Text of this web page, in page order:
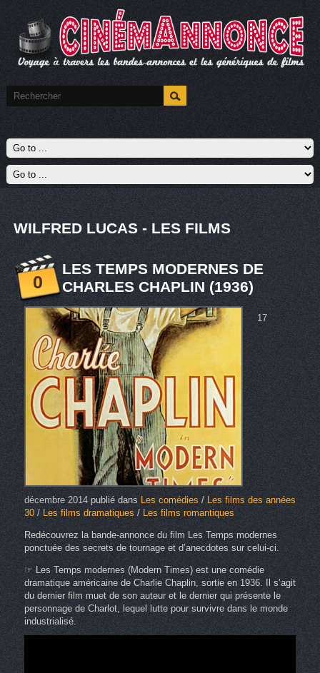
WILFRED LUCAS - LES FILMS
0
LES TEMPS MODERNES DE
CHARLES CHAPLIN (1936)
17
décembre 2014publié dans Les comédies / Les films des années
30/ Les films dramatiques/ Les films romantiques
Redécouvrez la bande-annonce du film Les Temps modernes
ponctuée des secrets de tournage et d’anecdotes sur celui-ci.
☞ Les Temps modernes (Modern Times) est une comédie
dramatique américaine de Charlie Chaplin, sortie en 1936. Il s’agit
du dernier film muet de son auteur et le dernier qui présente le
personnage de Charlot, lequel lutte pour survivre dans le monde
industrialisé.